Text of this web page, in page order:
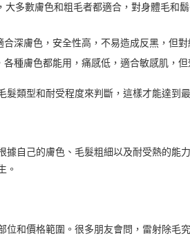
大多數膚色和粗毛者都適合，對身體毛和
合深膚色，安全性高，不易造成反黑，但對
各種膚色都能用，痛感低，適合敏感肌，
類型和耐受程度來判斷，這樣才能達到
自己的膚色、毛髮粗細以及耐受熱的能
。
和價格範圍。很多朋友會問，雷射除毛